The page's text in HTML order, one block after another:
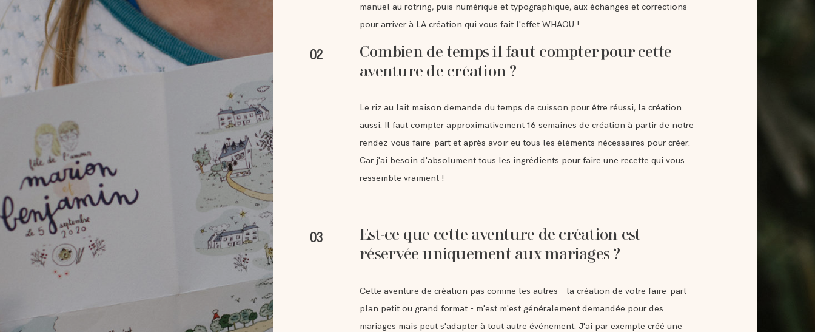
manuel au rotring, puis numérique et typographique, aux échanges et corrections
pour arriver à LA création qui vous fait l'effet WHAOU !
Combien de temps il faut compter pour cette
aventure de création ?
02
Le riz au lait maison demande du temps de cuisson pour être réussi, la création
aussi. Il faut compter approximativement 16 semaines de création à partir de notre
rendez-vous faire-part et après avoir eu tous les éléments nécessaires pour créer.
Car j'ai besoin d'absolument tous les ingrédients pour faire une recette qui vous
ressemble vraiment !
Est-ce que cette aventure de création est
réservée uniquement aux mariages ?
03
Cette aventure de création pas comme les autres - la création de votre faire-part
plan petit ou grand format - m'est m'est généralement demandée pour des
mariages mais peut s'adapter à tout autre événement. J'ai par exemple créé une